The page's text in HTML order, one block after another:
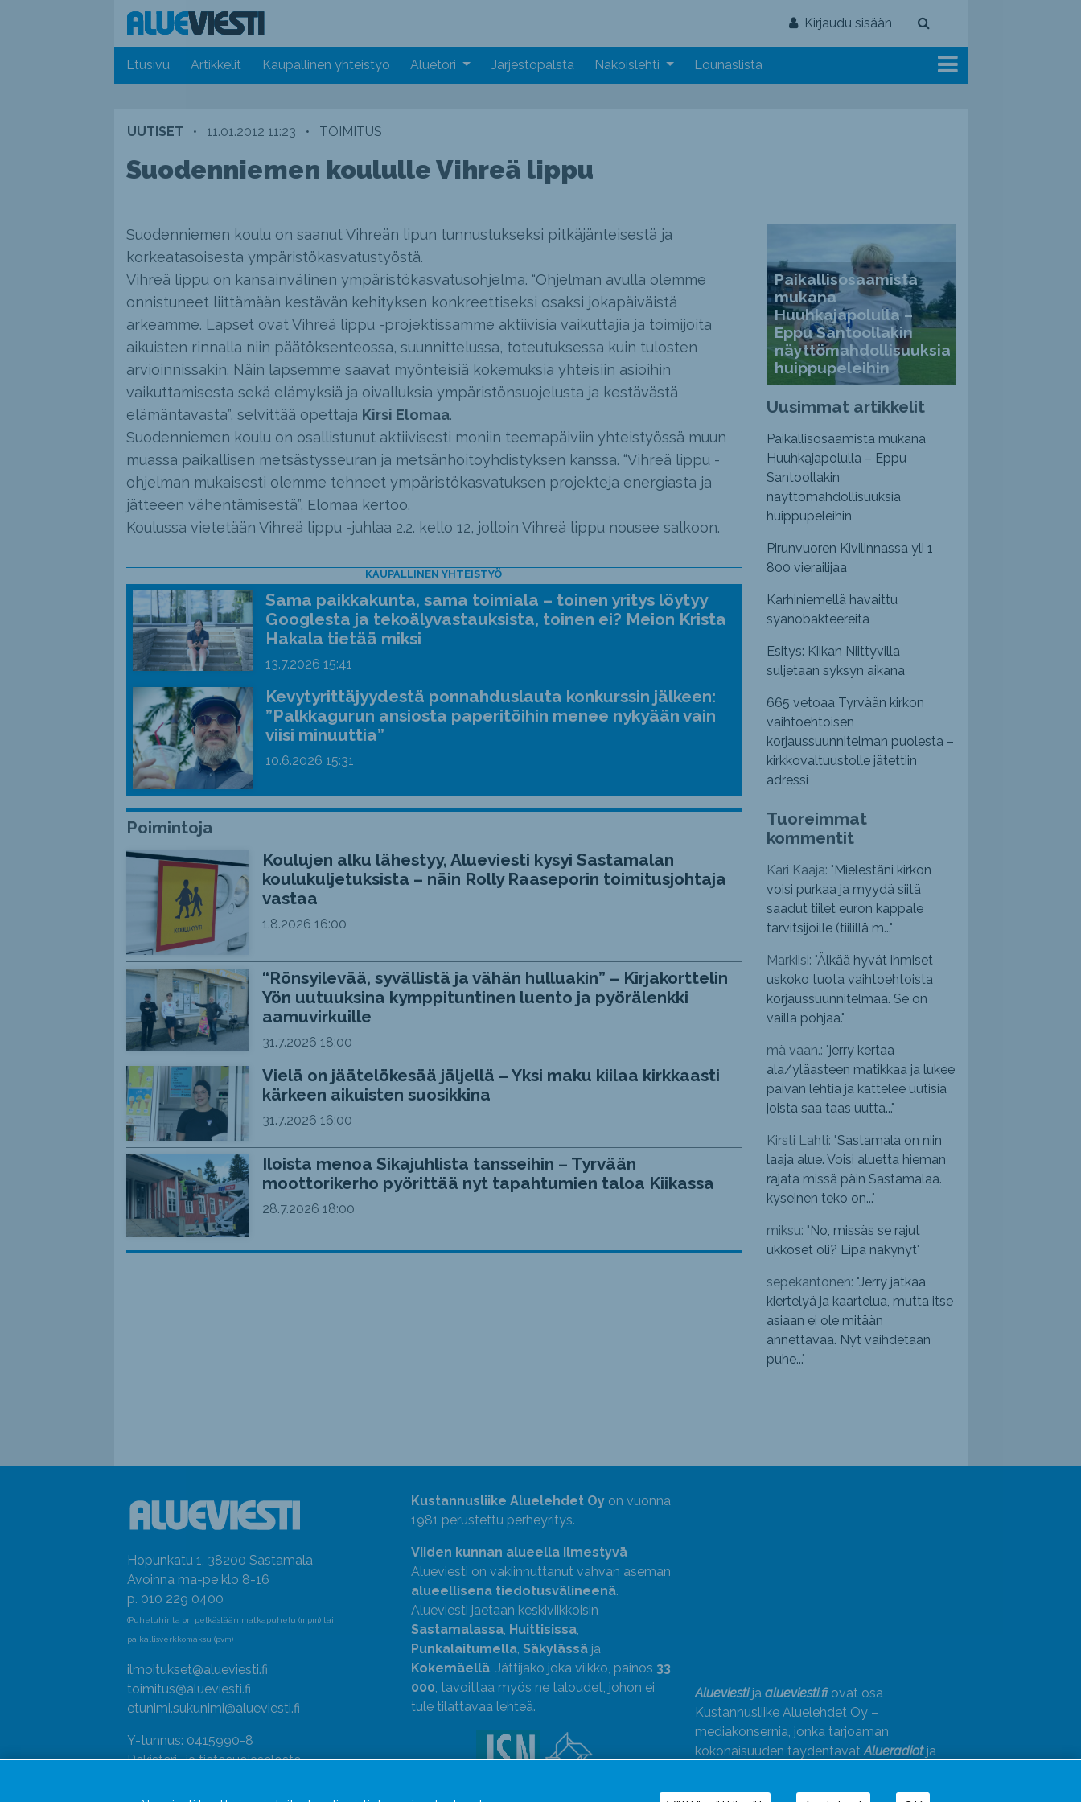
Kirjaudu sisään
Etusivu Artikkelit Kaupallinen yhteistyö Aluetori Järjestöpalsta Näköislehti Lounaslista
UUTISET • 11.01.2012 11:23 • TOIMITUS
Suodenniemen koululle Vihreä lippu
Suodenniemen koulu on saanut Vihreän lipun tunnustukseksi pitkäjänteisestä ja
korkeatasoisesta ympäristökasvatustyöstä.
Vihreä lippu on kansainvälinen ympäristökasvatusohjelma. “Ohjelman avulla olemme
onnistuneet liittämään kestävän kehityksen konkreettiseksi osaksi jokapäiväistä
arkeamme. Lapset ovat Vihreä lippu -projektissamme aktiivisia vaikuttajia ja toimijoita
aikuisten rinnalla niin päätöksenteossa, suunnittelussa, toteutuksessa kuin tulosten
arvioinnissakin. Näin lapsemme saavat myönteisiä kokemuksia yhteisiin asioihin
vaikuttamisesta sekä elämyksiä ja oivalluksia ympäristönsuojelusta ja kestävästä
elämäntavasta”, selvittää opettaja Kirsi Elomaa.
Suodenniemen koulu on osallistunut aktiivisesti moniin teemapäiviin yhteistyössä muun
muassa paikallisen metsästysseuran ja metsänhoitoyhdistyksen kanssa. “Vihreä lippu -
ohjelman mukaisesti olemme tehneet ympäristökasvatuksen projekteja energiasta ja
jätteeen vähentämisestä”, Elomaa kertoo.
Koulussa vietetään Vihreä lippu -juhlaa 2.2. kello 12, jolloin Vihreä lippu nousee salkoon.
KAUPALLINEN YHTEISTYÖ
Sama paikkakunta, sama toimiala – toinen yritys löytyy
Googlesta ja tekoälyvastauksista, toinen ei? Meion Krista
Hakala tietää miksi
13.7.2026 15:41
Kevytyrittäjyydestä ponnahduslauta konkurssin jälkeen:
”Palkkagurun ansiosta paperitöihin menee nykyään vain
viisi minuuttia”
10.6.2026 15:31
Poimintoja
Koulujen alku lähestyy, Alueviesti kysyi Sastamalan
koulukuljetuksista – näin Rolly Raaseporin toimitusjohtaja
vastaa
1.8.2026 16:00
“Rönsyilevää, syvällistä ja vähän hulluakin” – Kirjakorttelin
Yön uutuuksina kymppituntinen luento ja pyörälenkki
aamuvirkuille
31.7.2026 18:00
Vielä on jäätelökesää jäljellä – Yksi maku kiilaa kirkkaasti
kärkeen aikuisten suosikkina
31.7.2026 16:00
Iloista menoa Sikajuhlista tansseihin – Tyrvään
moottorikerho pyörittää nyt tapahtumien taloa Kiikassa
28.7.2026 18:00
Paikallisosaamista
mukana
Huuhkajapolulla –
Eppu Santoollakin
näyttömahdollisuuksia
huippupeleihin
Uusimmat artikkelit
Paikallisosaamista mukana
Huuhkajapolulla – Eppu
Santoollakin
näyttömahdollisuuksia
huippupeleihin
Pirunvuoren Kivilinnassa yli 1
800 vierailijaa
Karhiniemellä havaittu
syanobakteereita
Esitys: Kiikan Niittyvilla
suljetaan syksyn aikana
665 vetoaa Tyrvään kirkon
vaihtoehtoisen
korjaussuunnitelman puolesta –
kirkkovaltuustolle jätettiin
adressi
Tuoreimmat
kommentit
Kari Kaaja: " Mielestäni kirkon
voisi purkaa ja myydä siitä
saadut tiilet euron kappale
tarvitsijoille (tiilillä m..."
Markiisi: "Älkää hyvät ihmiset
uskoko tuota vaihtoehtoista
korjaussuunnitelmaa. Se on
vailla pohjaa."
mä vaan.: "jerry kertaa
ala/yläasteen matikkaa ja lukee
päivän lehtiä ja kattelee uutisia
joista saa taas uutta..."
Kirsti Lahti: "Sastamala on niin
laaja alue. Voisi aluetta hieman
rajata missä päin Sastamalaa.
kyseinen teko on..."
miksu: " No, missäs se rajut
ukkoset oli? Eipä näkynyt"
sepekantonen: "Jerry jatkaa
kiertelyä ja kaartelua, mutta itse
asiaan ei ole mitään
annettavaa. Nyt vaihdetaan
puhe..."
Hopunkatu 1, 38200 Sastamala
Avoinna ma-pe klo 8-16
p. 010 229 0400
(Puheluhinta on pelkästään matkapuhelu (mpm) tai
paikallisverkkomaksu (pvm)
ilmoitukset@alueviesti.fi
toimitus@alueviesti.fi
etunimi.sukunimi@alueviesti.fi
Y-tunnus: 0415990-8
Rekisteri- ja tietosuojaseloste
Kustannusliike Aluelehdet Oyon vuonna
1981 perustettu perheyritys.
Viiden kunnan alueella ilmestyvä
Alueviesti on vakiinnuttanut vahvan aseman
alueellisena tiedotusvälineenä.
Alueviesti jaetaan keskiviikkoisin
Sastamalassa, Huittisissa,
Punkalaitumella, Säkylässäja
Kokemäellä. Jättijako joka viikko, painos 33
000, tavoittaa myös ne taloudet, johon ei
tule tilattavaa lehteä.
Alueviestija alueviesti.fiovat osa
Kustannusliike Aluelehdet Oy –
mediakonsernia, jonka tarjoaman
kokonaisuuden täydentävätAlueradiotja